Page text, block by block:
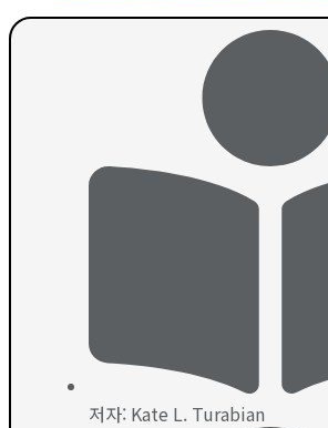
저자: Kate L. Turabian